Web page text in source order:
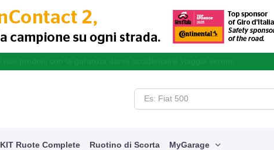
KIT Ruote Complete Ruotino di Scorta MyGarage